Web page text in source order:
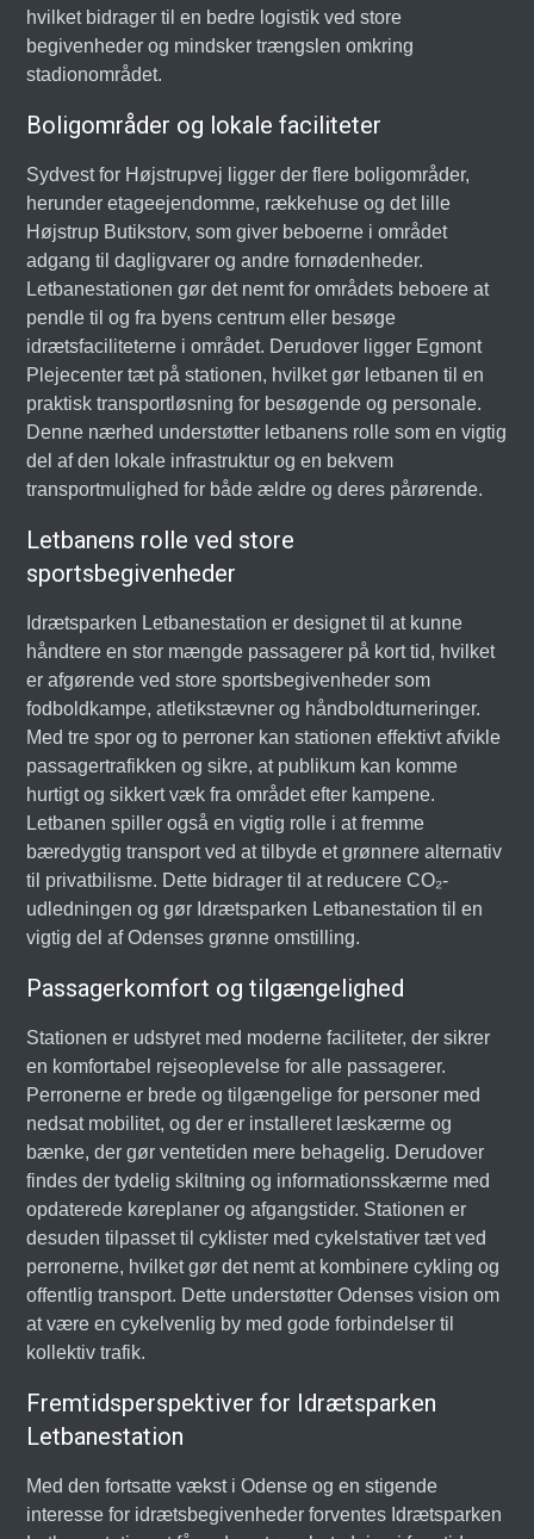
hvilket bidrager til en bedre logistik ved store
begivenheder og mindsker trængslen omkring
stadionområdet.
Boligområder og lokale faciliteter
Sydvest for Højstrupvej ligger der flere boligområder,
herunder etageejendomme, rækkehuse og det lille
Højstrup Butikstorv, som giver beboerne i området
adgang til dagligvarer og andre fornødenheder.
Letbanestationen gør det nemt for områdets beboere at
pendle til og fra byens centrum eller besøge
idrætsfaciliteterne i området. Derudover ligger Egmont
Plejecenter tæt på stationen, hvilket gør letbanen til en
praktisk transportløsning for besøgende og personale.
Denne nærhed understøtter letbanens rolle som en vigtig
del af den lokale infrastruktur og en bekvem
transportmulighed for både ældre og deres pårørende.
Letbanens rolle ved store
sportsbegivenheder
Idrætsparken Letbanestation er designet til at kunne
håndtere en stor mængde passagerer på kort tid, hvilket
er afgørende ved store sportsbegivenheder som
fodboldkampe, atletikstævner og håndboldturneringer.
Med tre spor og to perroner kan stationen effektivt afvikle
passagertrafikken og sikre, at publikum kan komme
hurtigt og sikkert væk fra området efter kampene.
Letbanen spiller også en vigtig rolle i at fremme
bæredygtig transport ved at tilbyde et grønnere alternativ
til privatbilisme. Dette bidrager til at reducere CO₂-
udledningen og gør Idrætsparken Letbanestation til en
vigtig del af Odenses grønne omstilling.
Passagerkomfort og tilgængelighed
Stationen er udstyret med moderne faciliteter, der sikrer
en komfortabel rejseoplevelse for alle passagerer.
Perronerne er brede og tilgængelige for personer med
nedsat mobilitet, og der er installeret læskærme og
bænke, der gør ventetiden mere behagelig. Derudover
findes der tydelig skiltning og informationsskærme med
opdaterede køreplaner og afgangstider. Stationen er
desuden tilpasset til cyklister med cykelstativer tæt ved
perronerne, hvilket gør det nemt at kombinere cykling og
offentlig transport. Dette understøtter Odenses vision om
at være en cykelvenlig by med gode forbindelser til
kollektiv trafik.
Fremtidsperspektiver for Idrætsparken
Letbanestation
Med den fortsatte vækst i Odense og en stigende
interesse for idrætsbegivenheder forventes Idrætsparken